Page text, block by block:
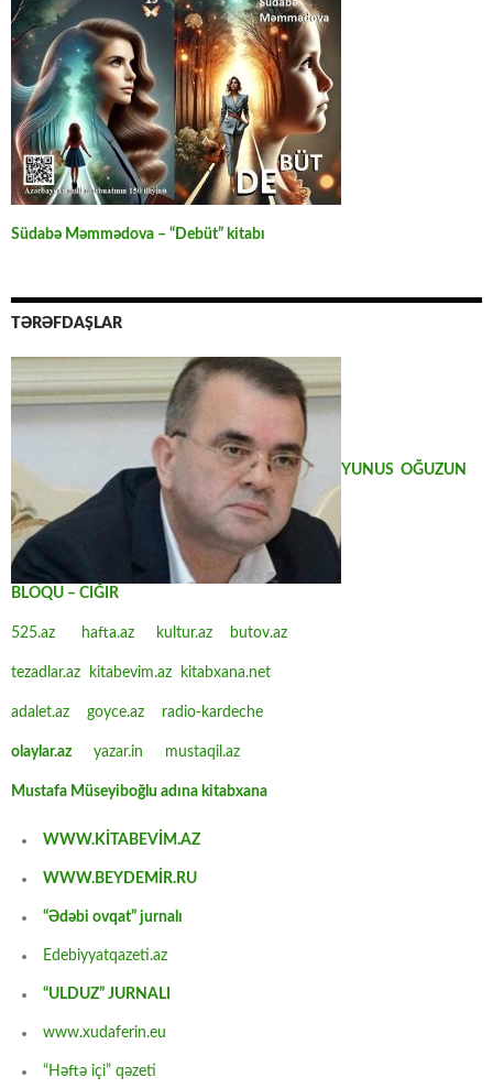
Südabə Məmmədova – “Debüt” kitabı
TƏRƏFDAŞLAR
YUNUS OĞUZUN
BLOQU – CIĞIR
525.az hafta.az kultur.az butov.az
tezadlar.az kitabevim.az kitabxana.net
adalet.az goyce.az radio-kardeche
olaylar.az yazar.in mustaqil.az
Mustafa Müseyiboğlu adına kitabxana
WWW.KİTABEVİM.AZ
WWW.BEYDEMİR.RU
“Ədəbi ovqat” jurnalı
Edebiyyatqazeti.az
“ULDUZ” JURNALI
www.xudaferin.eu
“Həftə içi” qəzeti